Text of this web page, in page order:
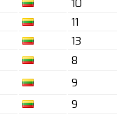
10
11
13
8
9
9